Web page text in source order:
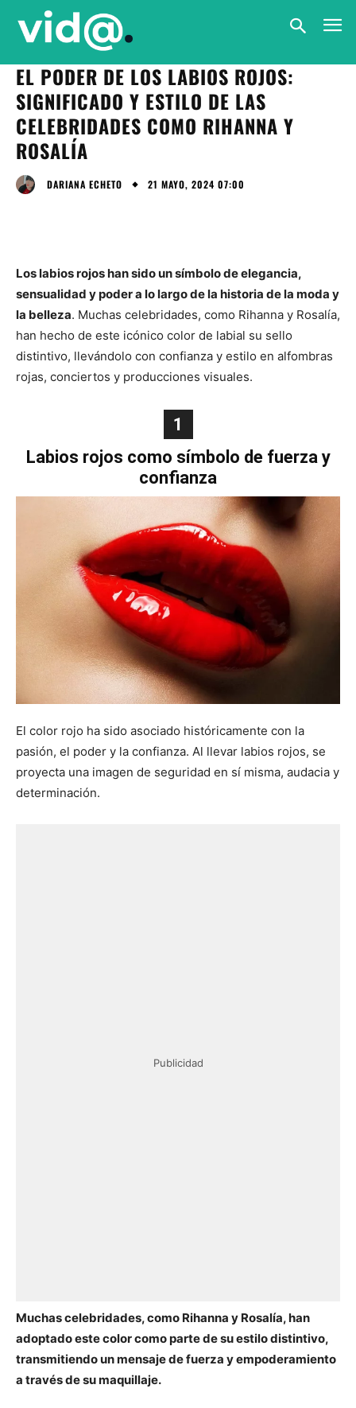
EL PODER DE LOS LABIOS ROJOS:
SIGNIFICADO Y ESTILO DE LAS
CELEBRIDADES COMO RIHANNA Y
ROSALÍA
DARIANA ECHETO 21 MAYO, 2024 07:00
Los labios rojos han sido un símbolo de elegancia,
sensualidad y poder a lo largo de la historia de la moda y
la belleza. Muchas celebridades, como Rihanna y Rosalía,
han hecho de este icónico color de labial su sello
distintivo, llevándolo con confianza y estilo en alfombras
rojas, conciertos y producciones visuales.
1
Labios rojos como símbolo de fuerza y
confianza
El color rojo ha sido asociado históricamente con la
pasión, el poder y la confianza. Al llevar labios rojos, se
proyecta una imagen de seguridad en sí misma, audacia y
determinación.
Publicidad
Muchas celebridades, como Rihanna y Rosalía, han
adoptado este color como parte de su estilo distintivo,
transmitiendo un mensaje de fuerza y empoderamiento
a través de su maquillaje.